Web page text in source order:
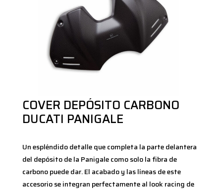
COVER DEPÓSITO CARBONO
DUCATI PANIGALE
Un espléndido detalle que completa la parte delantera
del depósito de la Panigale como solo la fibra de
carbono puede dar. El acabado y las líneas de este
accesorio se integran perfectamente al look racing de